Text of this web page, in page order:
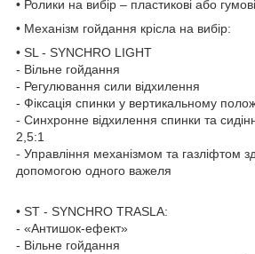
• Ролики на вибір – пластикові або гумові
• Механізм гойдання крісла на вибір:
• SL - SYNCHRO LIGHT
- Вільне гойдання
- Регулювання сили відхилення
- Фіксація спинки у вертикальному
- Синхронне відхилення спинки та
2,5:1
- Управління механізмом та газліфтом
допомогою одного важеля
• ST - SYNCHRO TRASLA:
- «Антишок-ефект»
- Вільне гойдання